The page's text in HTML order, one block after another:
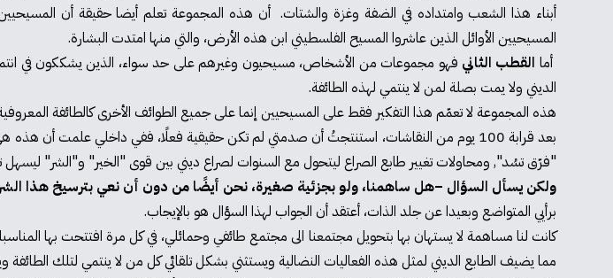
أبناء هذا الشعب وامتداده في الضفة وغزة والشتات. أن هذه المجموعة تعلم أيضا حقيقة أن
المسيحيين الأوائل الذين عاشروا المسيح الفلسطيني ابن هذه الأرض، والتي منها امتدت البشارة.
أما القطب الثاني فهو مجموعات من الأشخاص، مسيحيون وغيرهم على حد سواء، الذين يشككون في انتماء
الديني ولا يمت بصلة لمن لا ينتمي لهذه الطائفة.
هذه المجموعة لا تعمّم هذا التفكير فقط على المسيحيين إنما على جميع الطوائف الأخرى كالطائفة
"فرّق تسُد", ومحاولات تغيير طابع الصراع ليتحول مع السنوات لصراع ديني بين قوى "الخير" و"الشر" ليسهل
ولكن يسأل السؤال –هل ساهمنا، ولو بجزئية صغيرة، نحن أيضًا من دون أن نعي بترسيخ هذا
برأيي المتواضع وبعيدا عن جلد الذات، أعتقد أن الجواب لهذا السؤال هو بالإيجاب.
كانت لنا مساهمة لا يستهان بها بتحويل مجتمعنا الى مجتمع طائفي وحمائلي، في كل مرة افتتحت بها
مما يضيف الطابع الديني لمثل هذه الفعاليات النضالية ويستثني بشكل تلقائي كل من لا ينتمي لتلك الطائفة